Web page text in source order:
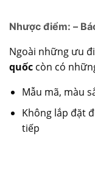
Nhược điểm: –
Ngoài những ưu
quốc còn có
Mẫu mã, màu
Không lắp đặt
tiếp